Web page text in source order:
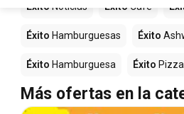
Éxito Noticias Éxito Café
Éxito Hamburguesas Éxito
Éxito Hamburguesa Éxito Pizza
Más ofertas en la